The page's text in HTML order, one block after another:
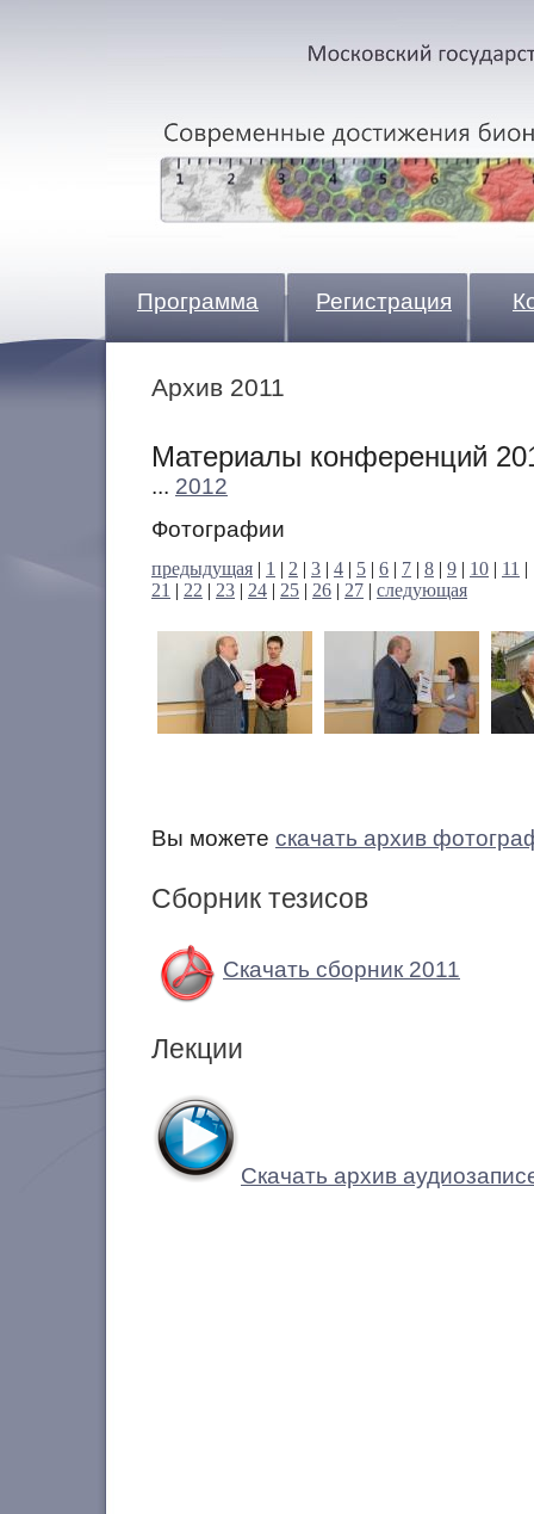
Программа Регистрация
Архив 2011
Материалы конференций
... 2012
Фотографии
предыдущая | 1 | 2 | 3 | 4 | 5 | 6 | 7 | 8 | 9 | 10 | 11 |
21 | 22 | 23 | 24 | 25 | 26 | 27 | следующая
Вы можете скачать архив
Сборник тезисов
Скачать сборник 2011
Лекции
Скачать архив